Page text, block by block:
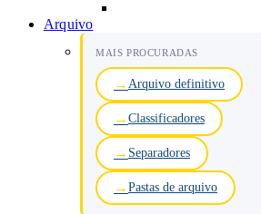
Arquivo
MAIS PROCURADAS
Arquivo definitivo
Classificadores
Separadores
Pastas de arquivo